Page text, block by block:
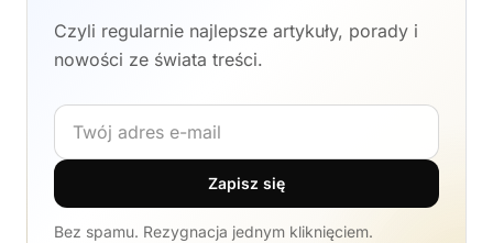
Czyli regularnie najlepsze artykuły, porady i
nowości ze świata treści.
Adres e-mail
Zapisz się
Bez spamu. Rezygnacja jednym kliknięciem.